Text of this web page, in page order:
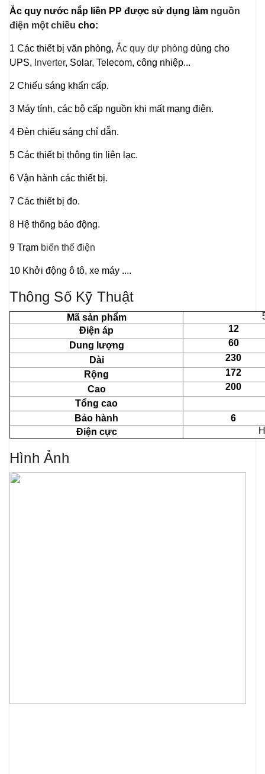
Ắc quy nước nắp liền PP được sử dụng làm nguồn
điện một chiều cho:
1 Các thiết bị văn phòng, Ắc quy dự phòng dùng cho
UPS, Inverter, Solar, Telecom, công nhiệp...
2 Chiếu sáng khẩn cấp.
3 Máy tính, các bộ cấp nguồn khi mất mạng điện.
4 Đèn chiếu sáng chỉ dẫn.
5 Các thiết bị thông tin liên lạc.
6 Vận hành các thiết bị.
7 Các thiết bị đo.
8 Hệ thống báo động.
9 Trạm biến thế điện
10 Khởi động ô tô, xe máy ....
Thông Số Kỹ Thuật
Mã sản phẩm
Điện áp
12
Dung lượng
60
Dài
230
Rộng
172
Cao
200
Tổng cao
Bảo hành
6
Điện cực
Hình Ảnh